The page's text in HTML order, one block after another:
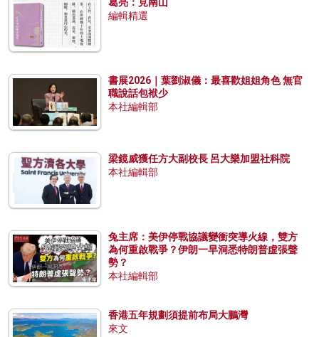
葛亮：見南山
編輯精選
書展2026｜葉劉淑儀：最喜歡姐姐角色 無官
職說話包袱少
本社編輯部
梁鏡威獲任方大副校長 呂大樂加盟社科院
本社編輯部
兔主席：美伊停戰協議變衝突導火線，雙方
為何重啟戰爭？伊朗一早洞悉特朗普虛張聲
勢？
本社編輯部
香港五年規劃須提前布局大鵬灣
來文